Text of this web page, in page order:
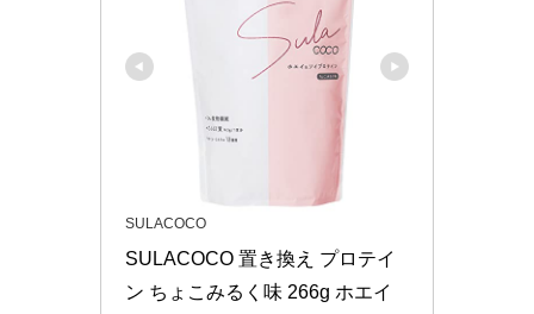
SULACOCO
SULACOCO 置き換え プロテイ
ン ちょこみるく味 266g ホエイ